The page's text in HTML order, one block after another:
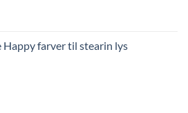
Happy farver til stearin lys